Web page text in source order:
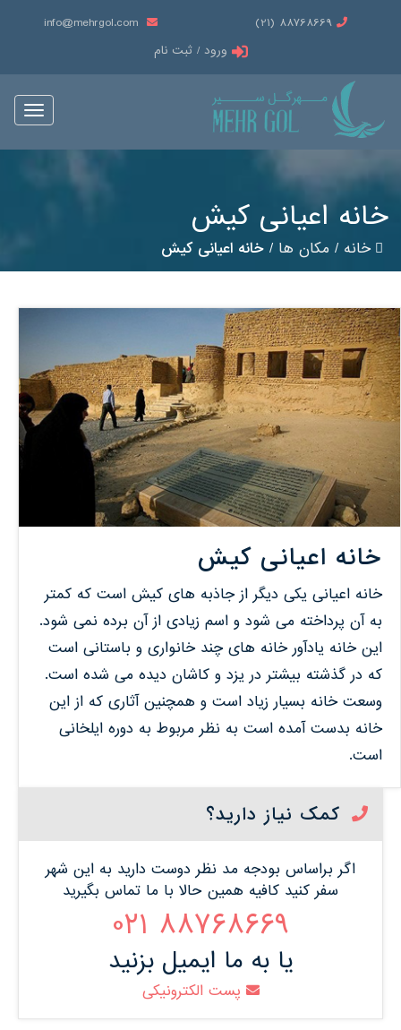
88768669 (21)
info@mehrgol.com
ورود / ثبت نام
Toggle
خانه اعیانی کیش
خانه/ مکان ها/ خانه اعیانی کیش
خانه اعیانی کیش
خانه اعیانی یکی دیگر از جاذبه های کیش است که کمتر
به آن پرداخته می شود و اسم زیادی از آن برده نمی شود.
این خانه یادآور خانه های چند خانواری و باستانی است
که در گذشته بیشتر در یزد و کاشان دیده می شده است.
وسعت خانه بسیار زیاد است و همچنین آثاری که از این
خانه بدست آمده است به نظر مربوط به دوره ایلخانی
است.
کمک نیاز دارید؟
اگر براساس بودجه مد نظر دوست دارید به این شهر
سفر کنید کافیه همین حالا با ما تماس بگیرید
88768669 021
یا به ما ایمیل بزنید
پست الکترونیکی